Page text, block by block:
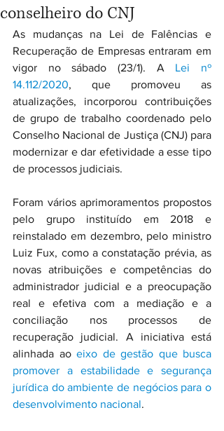
conselheiro do CNJ
As mudanças na Lei de Falências e
Recuperação de Empresas entraram em
vigor no sábado (23/1). A Lei nº
14.112/2020, que promoveu as
atualizações, incorporou contribuições
de grupo de trabalho coordenado pelo
Conselho Nacional de Justiça (CNJ) para
modernizar e dar efetividade a esse tipo
de processos judiciais.
Foram vários aprimoramentos propostos
pelo grupo instituído em 2018 e
reinstalado em dezembro, pelo ministro
Luiz Fux, como a constatação prévia, as
novas atribuições e competências do
administrador judicial e a preocupação
real e efetiva com a mediação e a
conciliação nos processos de
recuperação judicial. A iniciativa está
alinhada ao eixo de gestão que busca
promover a estabilidade e segurança
jurídica do ambiente de negócios para o
desenvolvimento nacional.